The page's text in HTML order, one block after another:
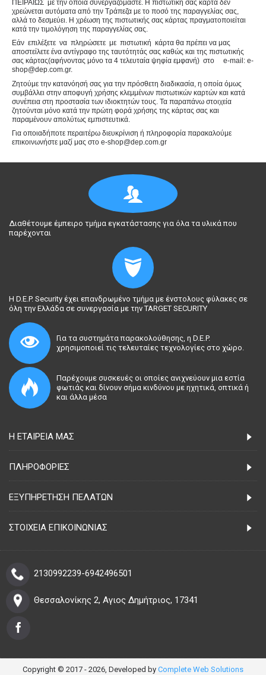
ΠΕΙΡΑΙΩΣ με την οποία συνεργαζόμαστε. Η πιστωτική σας κάρτα δεν
χρεώνεται αυτόματα από την Τράπεζα με το ποσό της παραγγελίας σας,
αλλά το δεσμεύει. Η χρέωση της πιστωτικής σας κάρτας πραγματοποιείται
κατά την τιμολόγηση της παραγγελίας σας.
Εάν επιλέξετε να πληρώσετε με πιστωτική κάρτα θα πρέπει να μας
αποστείλετε ένα αντίγραφο της ταυτότητάς σας καθώς και της πιστωτικής
σας κάρτας(αφήνοντας μόνο τα 4 τελευταία ψηφία εμφανή) στο e-mail: e-
shop@dep.com.gr.
Ζητούμε την κατανόησή σας για την πρόσθετη διαδικασία, η οποία όμως
συμβάλλει στην αποφυγή χρήσης κλεμμένων πιστωτικών καρτών και κατά
συνέπεια στη προστασία των ιδιοκτητών τους. Τα παραπάνω στοιχεία
ζητούνται μόνο κατά την πρώτη φορά χρήσης της κάρτας σας και
παραμένουν απολύτως εμπιστευτικά.
Για οποιαδήποτε περαιτέρω διευκρίνιση ή πληροφορία παρακαλούμε
επικοινωνήστε μαζί μας στο e-shop@dep.com.gr
Διαθέτουμε έμπειρο τμήμα εγκατάστασης για όλα τα υλικά που
παρέχονται
Η D.E.P. Security έχει επανδρωμένο τμήμα με ένστολους φύλακες σε
όλη την Ελλάδα σε συνεργασία με την TARGET SECURITY
Για τα συστημάτα παρακολούθησης, η D.E.P.
χρησιμοποιεί τις τελευταίες τεχνολογίες στο χώρο.
Παρέχουμε συσκευές οι οποίες ανιχνεύουν μια εστία
φωτιάς και δίνουν σήμα κινδύνου με ηχητικά, οπτικά ή
και άλλα μέσα
Η ΕΤΑΙΡΕΊΑ ΜΑΣ
ΠΛΗΡΟΦΟΡΊΕΣ
ΕΞΥΠΗΡΈΤΗΣΗ ΠΕΛΑΤΏΝ
ΣΤΟΙΧΕΊΑ ΕΠΙΚΟΙΝΩΝΊΑΣ
2130992239-6942496501
Θεσσαλονίκης 2, Αγιος Δημήτριος, 17341
Copyright © 2017 - 2026, Developed by Complete Web Solutions